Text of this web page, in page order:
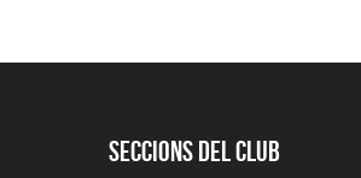
Seccions del club